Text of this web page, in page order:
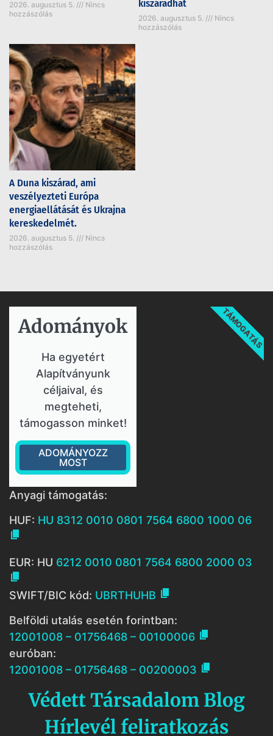
2026. augusztus 5.
Nincs
hozzászólás
kiszáradhat
2026. augusztus 5.
Nincs
hozzászólás
A Duna kiszárad, ami
veszélyezteti Európa
energiaellátását és Ukrajna
kereskedelmét.
2026. augusztus 5.
Nincs
hozzászólás
Adományok​
Ha egyetért
Alapítványunk
céljaival, és
megteheti,
támogasson minket!
ADOMÁNYOZZ
MOST
TÁMOGATÁS
Anyagi támogatás:
HUF: HU 8312 0010 0801 7564 6800 1000 06

EUR: HU 6212 0010 0801 7564 6800 2000 03

SWIFT/BIC kód: UBRTHUHB 
Belföldi utalás esetén forintban:
12001008 – 01756468 – 00100006 
euróban:
12001008 – 01756468 – 00200003 
Védett Társadalom Blog
Hírlevél feliratkozás